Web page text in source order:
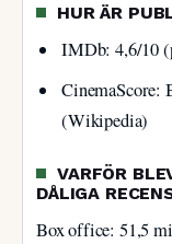
HUR ÄR
IMDb: 4,6/10
CinemaScore:
(Wikipedia)
VARFÖR
DÅLIGA
Box office: 51,5